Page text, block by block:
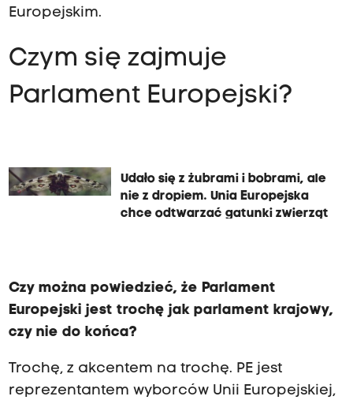
Europejskim.
Czym się zajmuje
Parlament Europejski?
Udało się z żubrami i bobrami, ale
nie z dropiem. Unia Europejska
chce odtwarzać gatunki zwierząt
Czy można powiedzieć, że Parlament
Europejski jest trochę jak parlament krajowy,
czy nie do końca?
Trochę, z akcentem na trochę. PE jest
reprezentantem wyborców Unii Europejskiej,